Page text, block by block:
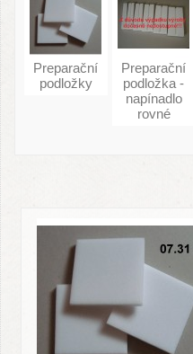
Preparační
podložky
Preparační
podložka -
napínadlo
rovné